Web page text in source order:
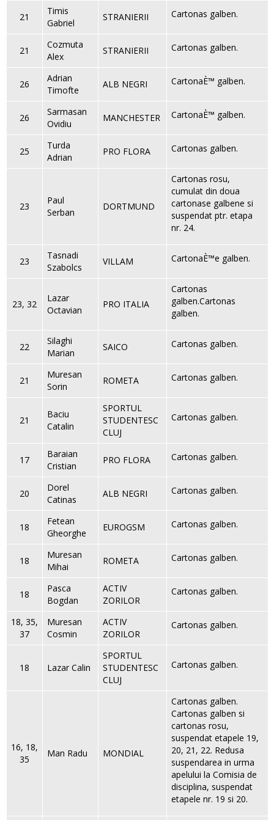
21
Timis
Gabriel
STRANIERII Cartonas galben.
21
Cozmuta
Alex
STRANIERII Cartonas galben.
26
Adrian
Timofte
ALB NEGRI CartonaÈ™ galben.
26
Sarmasan
Ovidiu
MANCHESTER CartonaÈ™ galben.
25
Turda
Adrian
PRO FLORA Cartonas galben.
23
Paul
Serban
DORTMUND
Cartonas rosu,
cumulat din doua
cartonase galbene si
suspendat ptr. etapa
nr. 24.
23
Tasnadi
Szabolcs
VILLAM CartonaÈ™e galben.
23, 32
Lazar
Octavian
PRO ITALIA
Cartonas
galben.Cartonas
galben.
22
Silaghi
Marian
SAICO Cartonas galben.
21
Muresan
Sorin
ROMETA Cartonas galben.
21
Baciu
Catalin
SPORTUL
STUDENTESC
CLUJ
Cartonas galben.
17
Baraian
Cristian
PRO FLORA Cartonas galben.
20
Dorel
Catinas
ALB NEGRI Cartonas galben.
18
Fetean
Gheorghe
EUROGSM Cartonas galben.
18
Muresan
Mihai
ROMETA Cartonas galben.
18
Pasca
Bogdan
ACTIV
ZORILOR
Cartonas galben.
18, 35,
37
Muresan
Cosmin
ACTIV
ZORILOR
Cartonas galben.
18 Lazar Calin
SPORTUL
STUDENTESC
CLUJ
Cartonas galben.
16, 18,
35
Man Radu MONDIAL
Cartonas galben.
Cartonas galben si
cartonas rosu,
suspendat etapele 19,
20, 21, 22. Redusa
suspendarea in urma
apelului la Comisia de
disciplina, suspendat
etapele nr. 19 si 20.